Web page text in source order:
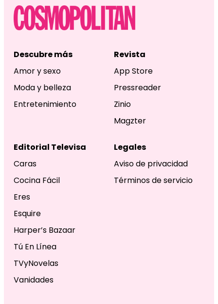
Descubre más
Amor y sexo
Moda y belleza
Entretenimiento
Revista
App Store
Pressreader
Zinio
Magzter
Editorial Televisa
Caras
Cocina Fácil
Eres
Esquire
Harper’s Bazaar
Tú En Línea
TVyNovelas
Vanidades
Legales
Aviso de privacidad
Términos de servicio